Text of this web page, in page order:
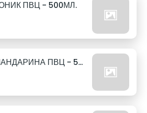
ПВЦ - 500МЛ.
208. ШВЕПС МАНДАРИНА ПВЦ - 500МЛ.